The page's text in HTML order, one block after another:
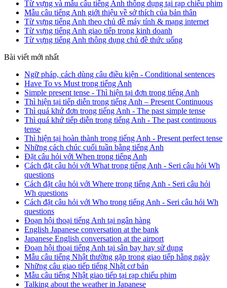
Từ vựng và mẫu câu tiếng Anh thông dụng tại rạp chiếu phim
Mẫu câu tiếng Anh giới thiệu về sở thích của bản thân
Từ vựng tiếng Anh theo chủ đề máy tính & mạng internet
Từ vựng tiếng Anh giao tiếp trong kinh doanh
Từ vựng tiếng Anh thông dụng chủ đề thức uống
Bài viết mới nhất
Ngữ pháp, cách dùng câu điều kiện - Conditional sentences
Have To vs Must trong tiếng Anh
Simple present tense - Thì hiện tại đơn trong tiếng Anh
Thì hiện tại tiếp diễn trong tiếng Anh – Present Continuous
Thì quá khứ đơn trong tiếng Anh - The past simple tense
Thì quá khứ tiếp diễn trong tiếng Anh - The past continuous
tense
Thì hiện tại hoàn thành trong tiếng Anh - Present perfect tense
Những cách chúc cuối tuần bằng tiếng Anh
Đặt câu hỏi với When trong tiếng Anh
Cách đặt câu hỏi với What trong tiếng Anh - Seri câu hỏi Wh
questions
Cách đặt câu hỏi với Where trong tiếng Anh - Seri câu hỏi
Wh questions
Cách đặt câu hỏi với Who trong tiếng Anh - Seri câu hỏi Wh
questions
Đoạn hội thoại tiếng Anh tại ngân hàng
English Japanese conversation at the bank
Japanese English conversation at the airport
Đoạn hội thoại tiếng Anh tại sân bay hay sử dụng
Mẫu câu tiếng Nhật thường gặp trong giao tiếp hằng ngày
Những câu giao tiếp tiếng Nhật cơ bản
Mẫu câu tiếng Nhật giao tiếp tại rạp chiếu phim
Talking about the weather in Japanese